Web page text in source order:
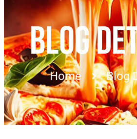
BLOG
Home Blog